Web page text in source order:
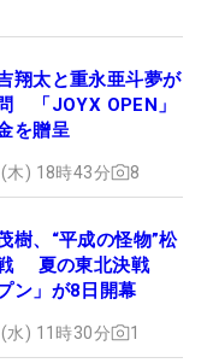
翔太と重永亜斗夢が
「JOYX OPEN」
を贈呈
木) 18時43分 8
樹、“平成の怪物”松
夏の東北決戦
ン」が8日開幕
水) 11時30分 1